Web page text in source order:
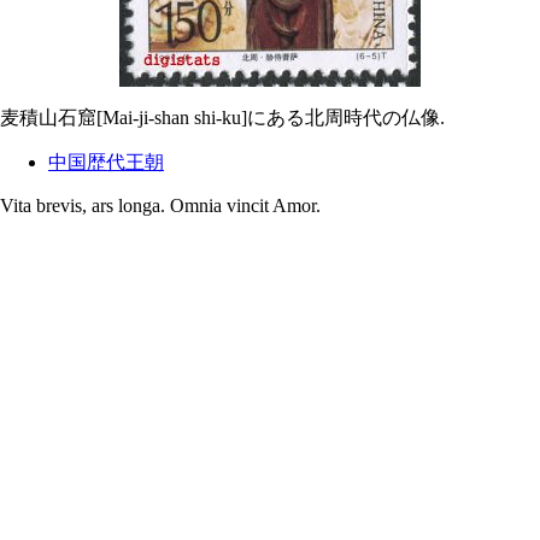
麦積山石窟[Mai-ji-shan shi-ku]にある北周時代の仏像.
中国歴代王朝
Vita brevis, ars longa. Omnia vincit Amor.